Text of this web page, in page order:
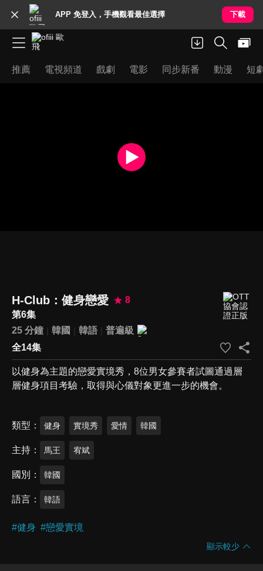
APP 免登入，手機觀看最佳選擇 下載
推薦 電視頻道 戲劇 電影 同步新番 動漫 短
H-Club：健身戀愛
8
第6集
25 分鐘
韓國 韓語
普遍級
全14集
以健身為主題的戀愛實境秀，8位男女參賽者試圖通過層
層健身項目考驗，取得與心儀對象更進一步的機會。
類型 健身 實境秀 愛情 韓國
主持 馬王 宥斌
國別 韓國
語言 韓語
#健身 #戀愛實境
顯示較少